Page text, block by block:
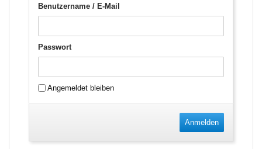
Benutzername / E-Mail
Passwort
Angemeldet bleiben
Anmelden